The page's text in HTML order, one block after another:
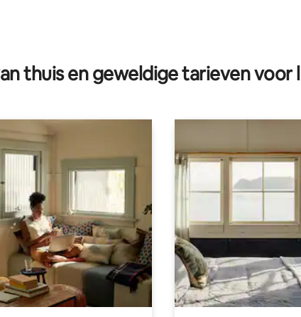
van 5 op 5, 4 recensies
thuis en geweldige tarieven voor